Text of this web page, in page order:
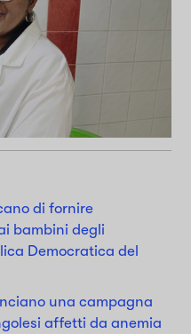
di fornire
bambini degli
Democratica del
una campagna
affetti da anemia